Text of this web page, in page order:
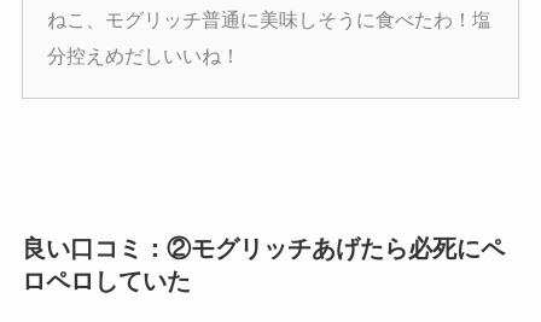
ねこ、モグリッチ普通に美味しそうに食べたわ！塩
分控えめだしいいね！
良い口コミ：②モグリッチあげたら必死にペ
ロペロしていた